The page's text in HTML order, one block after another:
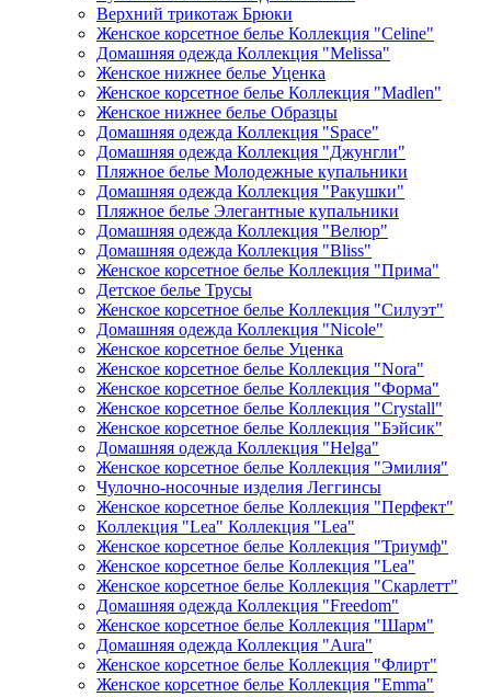
Верхний трикотаж Брюки
Женское корсетное белье Коллекция "Celine"
Домашняя одежда Коллекция "Melissa"
Женское нижнее белье Уценка
Женское корсетное белье Коллекция "Madlen"
Женское нижнее белье Образцы
Домашняя одежда Коллекция "Space"
Домашняя одежда Коллекция "Джунгли"
Пляжное белье Молодежные купальники
Домашняя одежда Коллекция "Ракушки"
Пляжное белье Элегантные купальники
Домашняя одежда Коллекция "Велюр"
Домашняя одежда Коллекция "Bliss"
Женское корсетное белье Коллекция "Прима"
Детское белье Трусы
Женское корсетное белье Коллекция "Силуэт"
Домашняя одежда Коллекция "Nicole"
Женское корсетное белье Уценка
Женское корсетное белье Коллекция "Nora"
Женское корсетное белье Коллекция "Форма"
Женское корсетное белье Коллекция "Crystall"
Женское корсетное белье Коллекция "Бэйсик"
Домашняя одежда Коллекция "Helga"
Женское корсетное белье Коллекция "Эмилия"
Чулочно-носочные изделия Леггинсы
Женское корсетное белье Коллекция "Перфект"
Коллекция "Lea" Коллекция "Lea"
Женское корсетное белье Коллекция "Триумф"
Женское корсетное белье Коллекция "Lea"
Женское корсетное белье Коллекция "Скарлетт"
Домашняя одежда Коллекция "Freedom"
Женское корсетное белье Коллекция "Шарм"
Домашняя одежда Коллекция "Aura"
Женское корсетное белье Коллекция "Флирт"
Женское корсетное белье Коллекция "Emma"